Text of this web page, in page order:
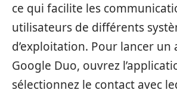
ce qui facilite les
utilisateurs de différents
d’exploitation. Pour lancer un
Google Duo, ouvrez
sélectionnez le contact avec